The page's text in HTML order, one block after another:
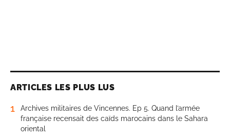
ARTICLES LES PLUS LUS
1
Archives militaires de Vincennes. Ep 5. Quand l’armée
française recensait des caïds marocains dans le Sahara
oriental